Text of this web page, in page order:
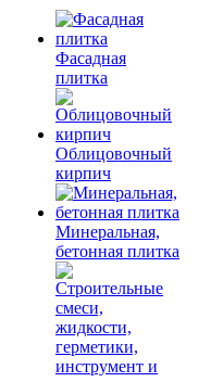
Фасадная
плитка
Облицовочный
кирпич
Минеральная,
бетонная плитка